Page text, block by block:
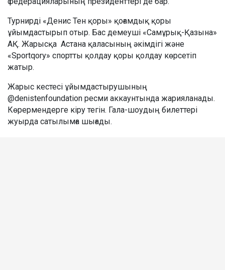
Турнирді «Денис Тен қоры» қоғамдық қоры
ұйымдастырып отыр. Бас демеуші «Самұрық-Қазына»
АҚ. Жарысқа Астана қаласының әкімдігі және
«Sportqory» спортты қолдау қоры қолдау көрсетіп
жатыр.
Жарыс кестесі ұйымдастырушының
@denistenfoundation ресми аккаунтында жарияланады.
Көрермендерге кіру тегін. Гала-шоудың билеттері
жуырда сатылымға шығады.